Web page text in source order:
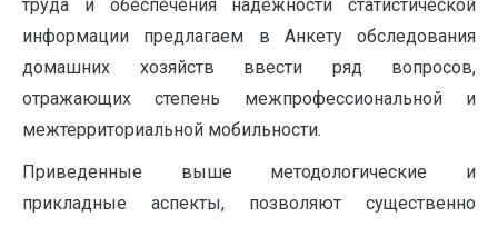
труда и обеспечения надежности статистической
информации предлагаем в Анкету обследования
домашних хозяйств ввести ряд вопросов,
отражающих степень межпрофессиональной и
межтерриториальной мобильности.
Приведенные выше методологические и
прикладные аспекты, позволяют существенно